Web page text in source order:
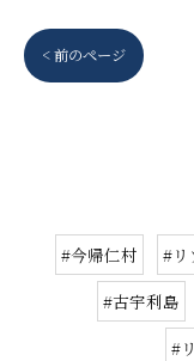
< 前のページ
#今帰仁村 #リ
#古宇利島
#